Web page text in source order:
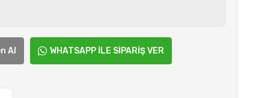
Al WHATSAPP İLE SİPARİŞ VER